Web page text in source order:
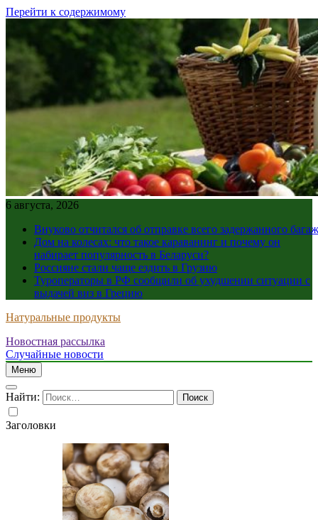
Перейти к содержимому
6 августа, 2026
Внуково отчитался об отправке всего задержанного
Дом на колесах: что такое караванинг и почему он
набирает популярность в Беларуси?
Россияне стали чаще ездить в Грузию
Туроператоры в РФ сообщили об ухудшении ситуации с
выдачей виз в Грецию
Натуральные продукты
Новостная рассылка
Случайные новости
Меню
Найти:
Заголовки